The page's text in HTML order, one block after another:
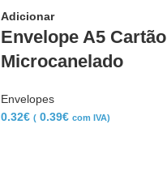
Adicionar
Envelope A5 Cartão
Microcanelado
Envelopes
0.32€ ( 0.39€ com IVA)